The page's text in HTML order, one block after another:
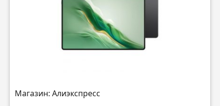
Магазин: Алиэкспресс